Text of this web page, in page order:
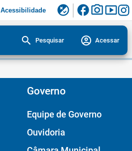
Acessibilidade flaky facebookphoto_camerasmart_display
search Pesquisar account_circle Acessar
Governo
Equipe de Governo
Ouvidoria